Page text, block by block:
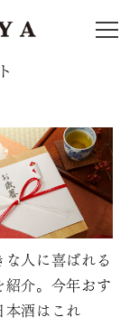
な人に喜ばれる
紹介。今年おす
本酒はこれ